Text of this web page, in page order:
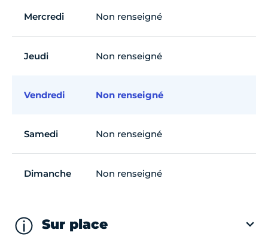
Mercredi Non renseigné
Jeudi Non renseigné
Vendredi Non renseigné
Samedi Non renseigné
Dimanche Non renseigné
Sur place